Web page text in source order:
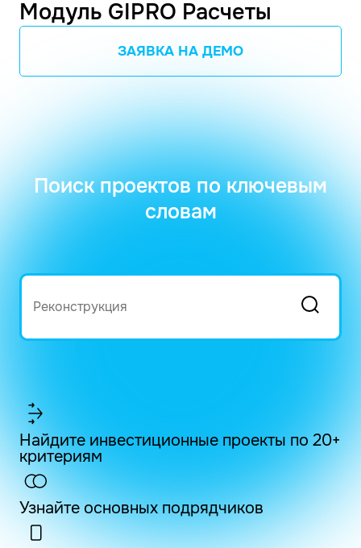
Модуль GIPRO Расчеты
ЗАЯВКА НА ДЕМО
Поиск проектов по ключевым
словам
Найдите инвестиционные проекты по 20+
критериям
Узнайте основных подрядчиков